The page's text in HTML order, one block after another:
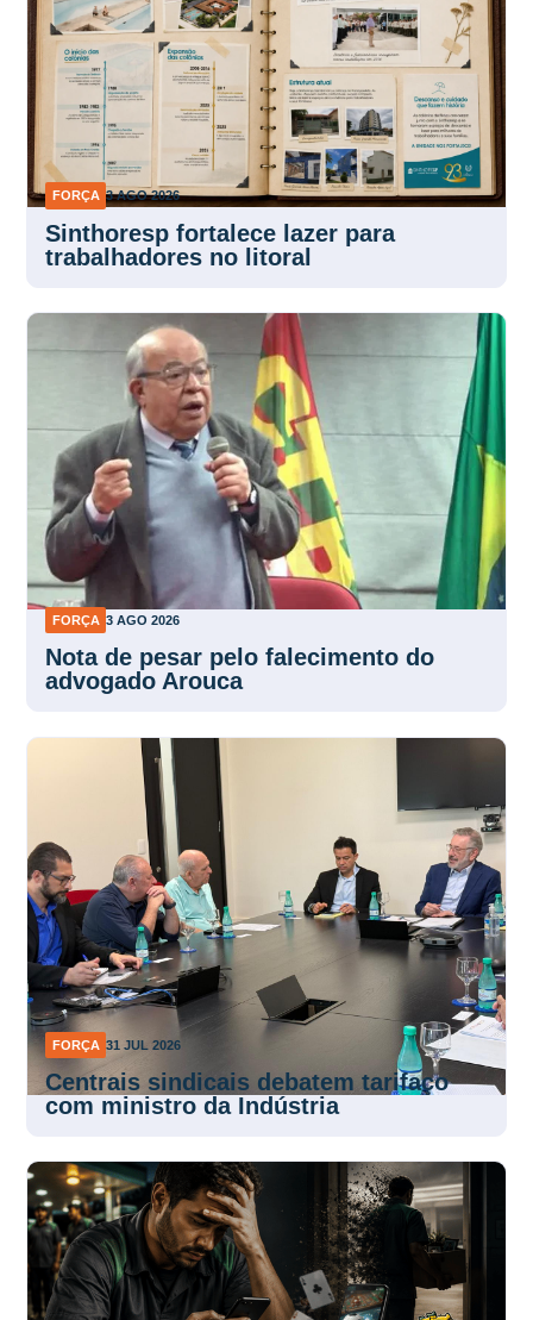
FORÇA 3 AGO 2026
Sinthoresp fortalece lazer para
trabalhadores no litoral
FORÇA 3 AGO 2026
Nota de pesar pelo falecimento do
advogado Arouca
FORÇA 31 JUL 2026
Centrais sindicais debatem tarifaço
com ministro da Indústria